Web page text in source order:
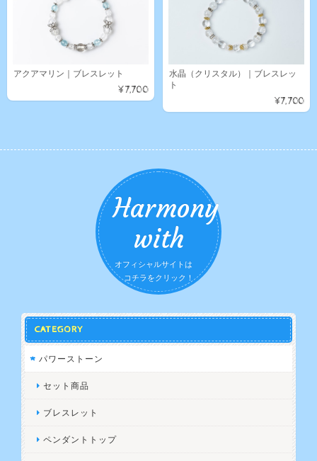
アクアマリン｜ブレスレット
¥7,700
水晶（クリスタル）｜ブレスレッ
ト
¥7,700
Harmony
with
オフィシャルサイトは
コチラをクリック！
CATEGORY
パワーストーン
セット商品
ブレスレット
ペンダントトップ